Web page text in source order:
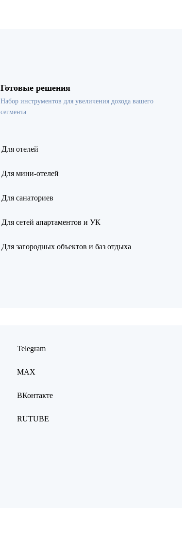
Готовые решения
Набор инструментов для увеличения дохода вашего
сегмента
Для отелей
Для мини-отелей
Для санаториев
Для сетей апартаментов и УК
Для загородных объектов и баз отдыха
Telegram
MAX
ВКонтакте
RUTUBE